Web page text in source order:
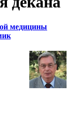
медицины